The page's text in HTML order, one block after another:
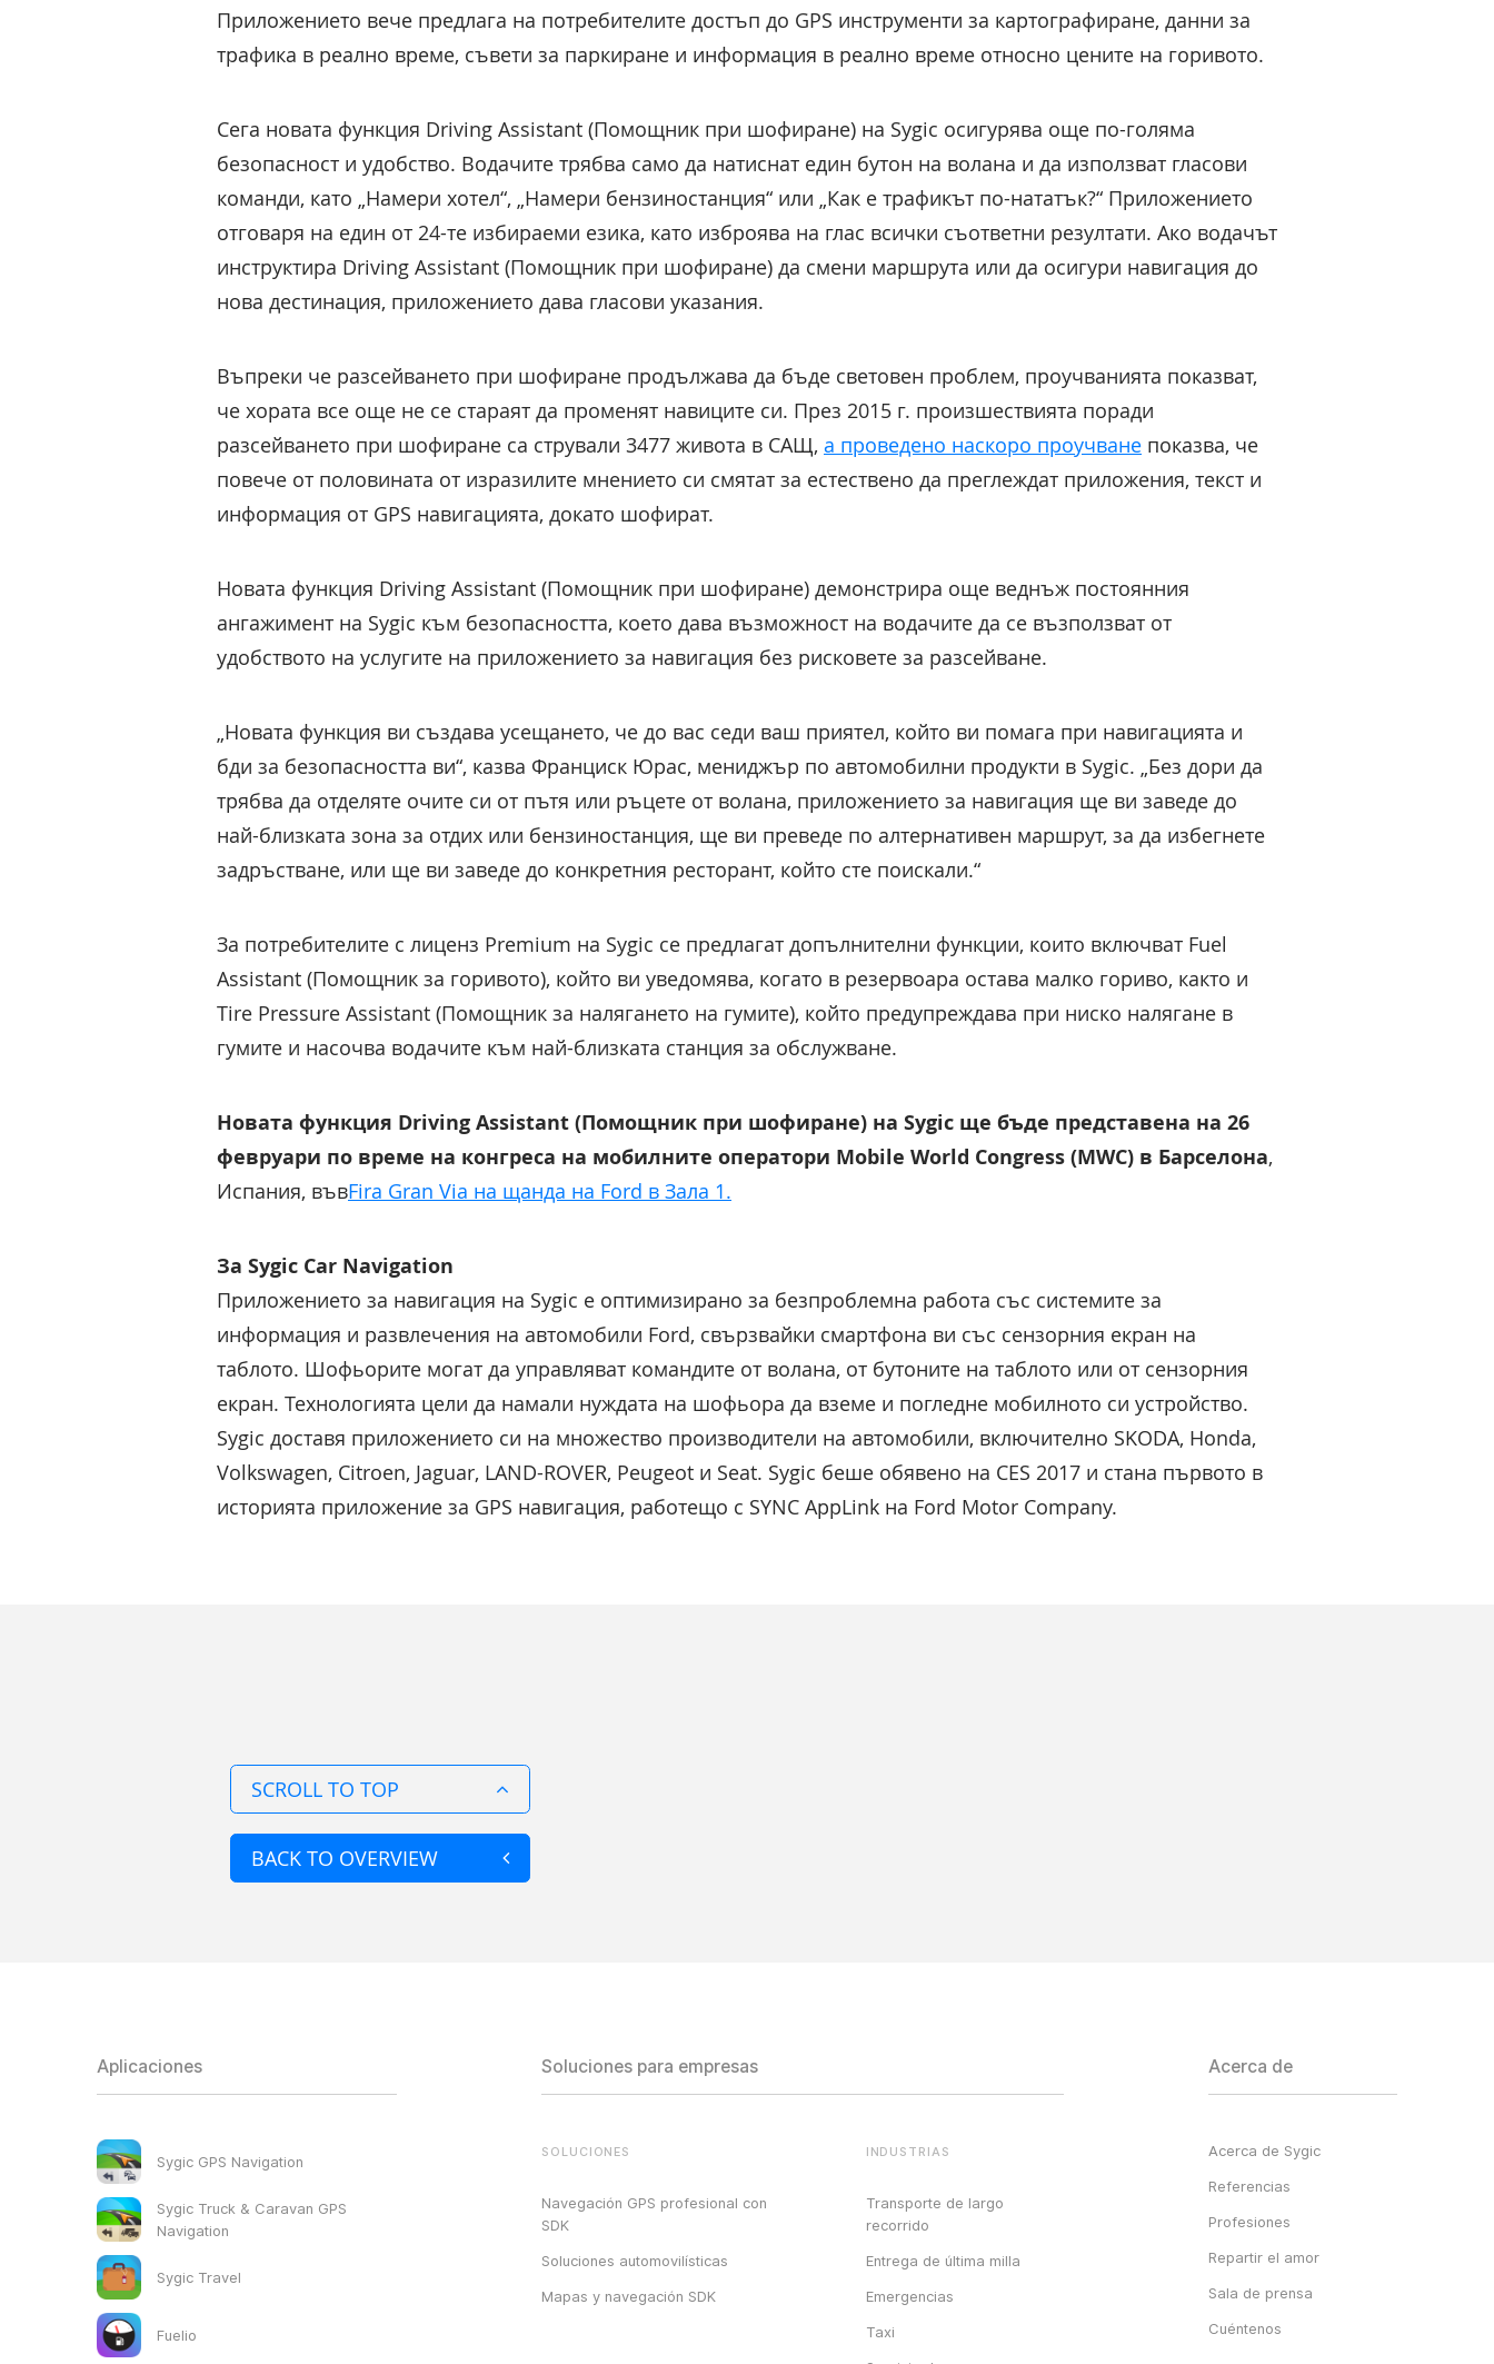
Приложението вече предлага на потребителите достъп до GPS инструменти за картографиране, данни за
трафика в реално време, съвети за паркиране и информация в реално време относно цените на горивото.
Сега новата функция Driving Assistant (Помощник при шофиране) на Sygic осигурява още по-голяма
безопасност и удобство. Водачите трябва само да натиснат един бутон на волана и да използват гласови
команди, като „Намери хотел“, „Намери бензиностанция“ или „Как е трафикът по-нататък?“ Приложението
отговаря на един от 24-те избираеми езика, като изброява на глас всички съответни резултати. Ако водачът
инструктира Driving Assistant (Помощник при шофиране) да смени маршрута или да осигури навигация до
нова дестинация, приложението дава гласови указания.
Въпреки че разсейването при шофиране продължава да бъде световен проблем, проучванията показват,
че хората все още не се стараят да променят навиците си. През 2015 г. произшествията поради
разсейването при шофиране са стрували 3477 живота в САЩ, а проведено наскоро проучване показва, че
повече от половината от изразилите мнението си смятат за естествено да преглеждат приложения, текст и
информация от GPS навигацията, докато шофират.
Новата функция Driving Assistant (Помощник при шофиране) демонстрира още веднъж постоянния
ангажимент на Sygic към безопасността, което дава възможност на водачите да се възползват от
удобството на услугите на приложението за навигация без рисковете за разсейване.
„Новата функция ви създава усещането, че до вас седи ваш приятел, който ви помага при навигацията и
бди за безопасността ви“, казва Франциск Юрас, мениджър по автомобилни продукти в Sygic. „Без дори да
трябва да отделяте очите си от пътя или ръцете от волана, приложението за навигация ще ви заведе до
най-близката зона за отдих или бензиностанция, ще ви преведе по алтернативен маршрут, за да избегнете
задръстване, или ще ви заведе до конкретния ресторант, който сте поискали.“
За потребителите с лиценз Premium на Sygic се предлагат допълнителни функции, които включват Fuel
Assistant (Помощник за горивото), който ви уведомява, когато в резервоара остава малко гориво, както и
Tire Pressure Assistant (Помощник за налягането на гумите), който предупреждава при ниско налягане в
гумите и насочва водачите към най-близката станция за обслужване.
Новата функция Driving Assistant (Помощник при шофиране) на Sygic ще бъде представена на 26
февруари по време на конгреса на мобилните оператори Mobile World Congress (MWC) в Барселона,
Испания, въвFira Gran Via на щанда на Ford в Зала 1.
За Sygic Car Navigation
Приложението за навигация на Sygic е оптимизирано за безпроблемна работа със системите за
информация и развлечения на автомобили Ford, свързвайки смартфона ви със сензорния екран на
таблото. Шофьорите могат да управляват командите от волана, от бутоните на таблото или от сензорния
екран. Технологията цели да намали нуждата на шофьора да вземе и погледне мобилното си устройство.
Sygic доставя приложението си на множество производители на автомобили, включително SKODA, Honda,
Volkswagen, Citroen, Jaguar, LAND-ROVER, Peugeot и Seat. Sygic беше обявено на CES 2017 и стана първото в
историята приложение за GPS навигация, работещо с SYNC AppLink на Ford Motor Company.
SCROLL TO TOP
BACK TO OVERVIEW
Aplicaciones
Sygic GPS Navigation
Sygic Truck & Caravan GPS
Navigation
Sygic Travel
Fuelio
Soluciones para empresas
SOLUCIONES
Navegación GPS profesional con
SDK
Soluciones automovilísticas
Mapas y navegación SDK
INDUSTRIAS
Transporte de largo
recorrido
Entrega de última milla
Emergencias
Taxi
Acerca de
Acerca de Sygic
Referencias
Profesiones
Repartir el amor
Sala de prensa
Cuéntenos